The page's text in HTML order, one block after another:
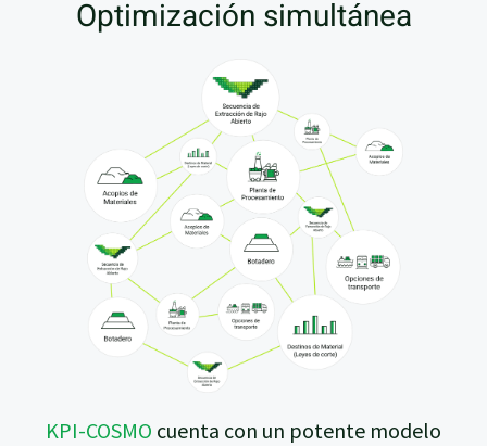
Optimización simultánea
KPI-COSMO cuenta con un potente modelo